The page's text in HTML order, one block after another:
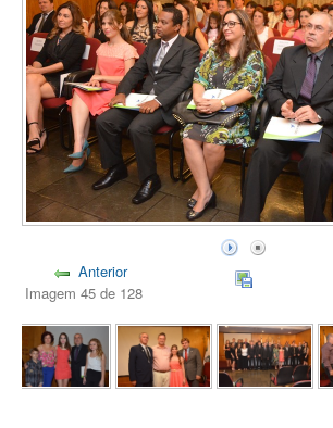
Anterior
Imagem 45 de 128